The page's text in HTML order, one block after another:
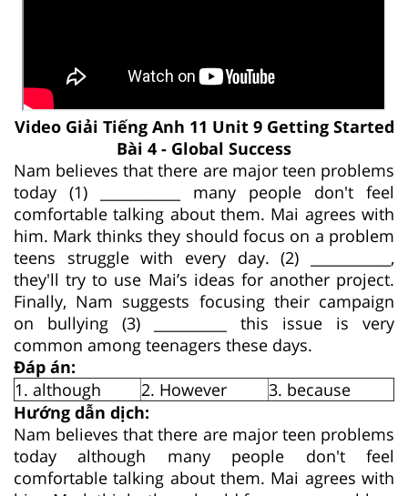
Video Giải Tiếng Anh 11 Unit 9 Getting Started
Bài 4 - Global Success
Nam believes that there are major teen problems
today (1) ___________ many people don't feel
comfortable talking about them. Mai agrees with
him. Mark thinks they should focus on a problem
teens struggle with every day. (2) ___________,
they'll try to use Mai’s ideas for another project.
Finally, Nam suggests focusing their campaign
on bullying (3) __________ this issue is very
common among teenagers these days.
Đáp án:
1. although
2. However
3. because
Hướng dẫn dịch:
Nam believes that there are major teen problems
today although many people don't feel
comfortable talking about them. Mai agrees with